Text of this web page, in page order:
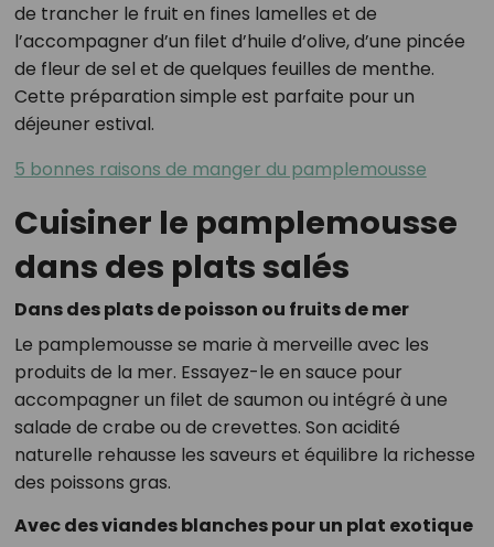
de trancher le fruit en fines lamelles et de
l’accompagner d’un filet d’huile d’olive, d’une pincée
de fleur de sel et de quelques feuilles de menthe.
Cette préparation simple est parfaite pour un
déjeuner estival.
5 bonnes raisons de manger du pamplemousse
Cuisiner le pamplemousse
dans des plats salés
Dans des plats de poisson ou fruits de mer
Le pamplemousse se marie à merveille avec les
produits de la mer. Essayez-le en sauce pour
accompagner un filet de saumon ou intégré à une
salade de crabe ou de crevettes. Son acidité
naturelle rehausse les saveurs et équilibre la richesse
des poissons gras.
Avec des viandes blanches pour un plat exotique